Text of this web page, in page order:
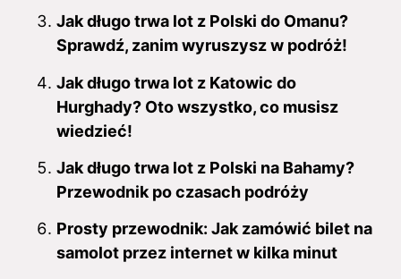
Jak długo trwa lot z Polski do Omanu?
Sprawdź, zanim wyruszysz w podróż!
Jak długo trwa lot z Katowic do
Hurghady? Oto wszystko, co musisz
wiedzieć!
Jak długo trwa lot z Polski na Bahamy?
Przewodnik po czasach podróży
Prosty przewodnik: Jak zamówić bilet na
samolot przez internet w kilka minut